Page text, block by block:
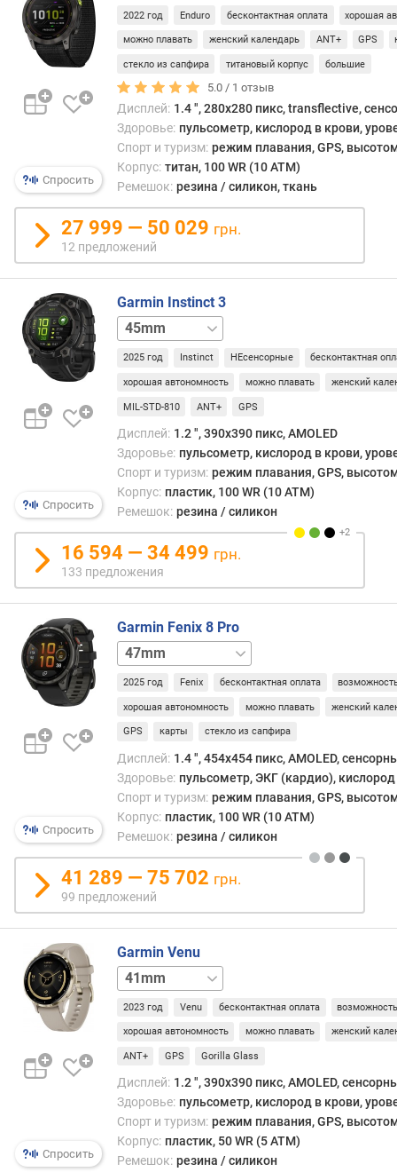
ы
й
р
е
и
д
н
е
й
р
е
м
я
р
а
б
а
к
т
и
в
н
ы
й
р
е
ж
м
)
в
е
а
б
о
т
ы
(
G
ч
Спросить
2022 год Enduro бесконтактная оплата хорошая
можно плавать женский календарь ANT+ GPS
стекло из сапфира титановый корпус большие
5.0 / 1 отзыв
Дисплей: 1.4 ", 280x280 пикс, transflective,
Здоровье: пульсометр, кислород в крови,
Спорт и туризм: режим плавания, GPS,
Корпус: титан, 100 WR (10 ATM)
Ремешок: резина / силикон, ткань
27 999 — 50 029 грн.
12 предложений
Спросить
Garmin Instinct 3
50mm
2025 год Instinct НЕсенсорные бесконтактная
хорошая автономность можно плавать женский
MIL-STD-810 ANT+ GPS
Дисплей: 1.2 ", 390x390 пикс, AMOLED
Здоровье: пульсометр, кислород в крови,
Спорт и туризм: режим плавания, GPS,
Корпус: пластик, 100 WR (10 ATM)
Ремешок: резина / силикон
16 594 — 34 499 грн.
133 предложения
Спросить
Garmin Fenix 8 Pro
51mm51mm
microLED
2025 год Fenix бесконтактная оплата
хорошая автономность можно плавать женский
GPS карты стекло из сапфира
Дисплей: 1.4 ", 454x454 пикс, AMOLED,
Здоровье: пульсометр, ЭКГ (кардио), кислород
Спорт и туризм: режим плавания, GPS,
Корпус: пластик, 100 WR (10 ATM)
Ремешок: резина / силикон
41 289 — 75 702 грн.
99 предложений
Спросить
Garmin Venu
45mm
2023 год Venu бесконтактная оплата
хорошая автономность можно плавать женский
ANT+ GPS Gorilla Glass
Дисплей: 1.2 ", 390x390 пикс, AMOLED,
Здоровье: пульсометр, кислород в крови,
Спорт и туризм: режим плавания, GPS,
Корпус: пластик, 50 WR (5 ATM)
Ремешок: резина / силикон